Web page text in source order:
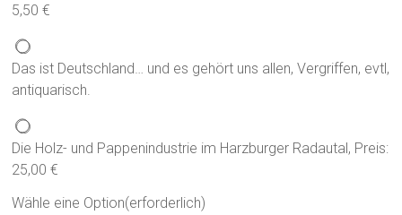
5,50 €
Das ist Deutschland… und es gehört uns allen, Vergriffen, evtl,
antiquarisch.
Die Holz- und Pappenindustrie im Harzburger Radautal, Preis:
25,00 €
Wähle eine Option(erforderlich)